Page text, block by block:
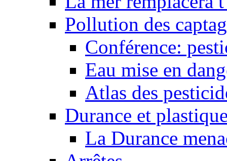
Pollution des
Conférence:
Eau mise en
Atlas des
Durance et
La Durance